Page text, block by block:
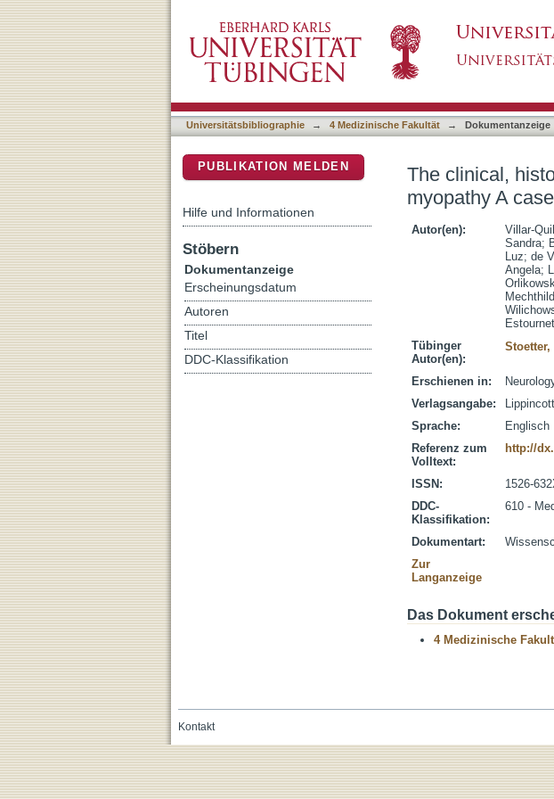
Universitätsbibliographie → 4 Medizinische Fakultät → Dokumentanzeige
The clinical,
myopathy A
Autor(en): Villar-
Sandra;
Luz; de
Angela;
Mechthild
Tübinger
Autor(en):
Stoetter,
Erschienen in:
Verlagsangabe:
Sprache:
Englisch
Referenz zum
Volltext:
http://
ISSN:
1526-
DDC-
Klassifikation:
610 -
Dokumentart:
Zur
Langanzeige
Das Dokument
4 Medizinische
PUBLIKATION MELDEN
Hilfe und Informationen
Stöbern
Dokumentanzeige
Erscheinungsdatum
Autoren
Titel
DDC-Klassifikation
Kontakt